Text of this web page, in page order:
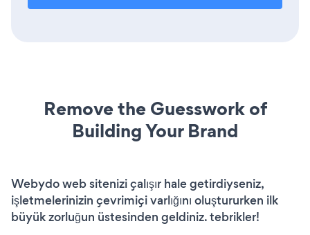
Remove the Guesswork of
Building Your Brand
Webydo web sitenizi çalışır hale getirdiyseniz,
işletmelerinizin çevrimiçi varlığını oluştururken ilk
büyük zorluğun üstesinden geldiniz. tebrikler!